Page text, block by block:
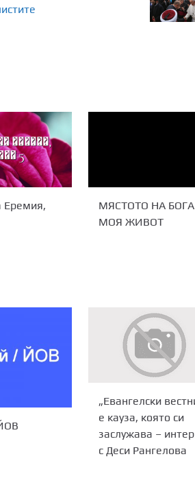
Еремия,
МЯСТОТО НА
МОЯ ЖИВОТ
„Евангелски
е кауза, която си
заслужава –
с Деси Рангелова